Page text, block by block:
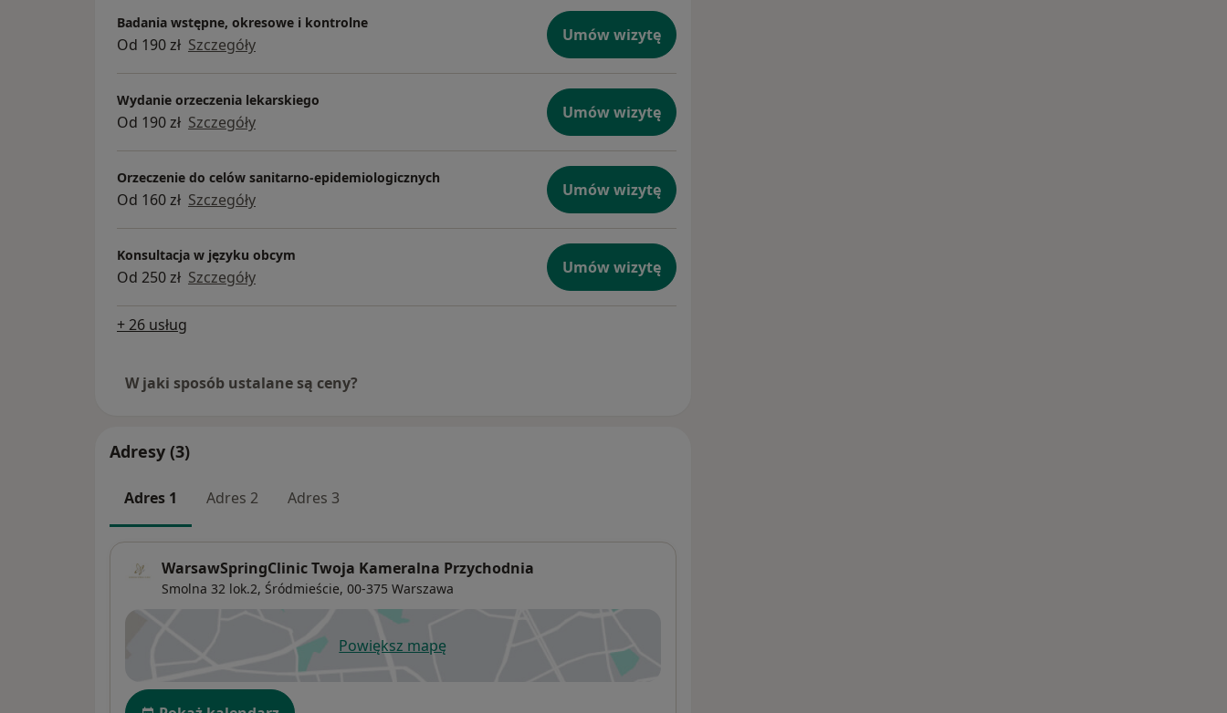
Badania wstępne, okresowe i kontrolne
Od 190 zł Szczegóły Umów wizytę
Wydanie orzeczenia lekarskiego
Od 190 zł Szczegóły Umów wizytę
Orzeczenie do celów sanitarno-epidemiologicznych
Od 160 zł Szczegóły Umów wizytę
Konsultacja w języku obcym
Od 250 zł Szczegóły Umów wizytę
+ 26 usług
W jaki sposób ustalane są ceny?
Adresy (3)
Adres 1 Adres 2 Adres 3
WarsawSpringClinic Twoja Kameralna Przychodnia
Smolna 32 lok.2, Śródmieście, 00-375 Warszawa
Powiększ mapęotwiera się w nowej karcie
Dostępność